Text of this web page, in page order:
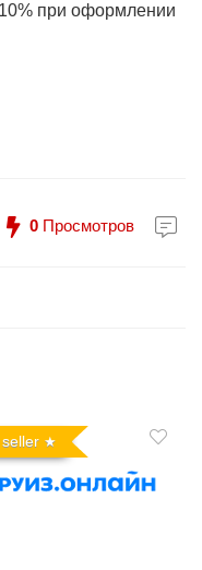
при оформлении
0 Просмотров